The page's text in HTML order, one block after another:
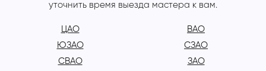
уточнить время выезда мастера к вам.
ЦАО
ЮЗАО
СВАО
ВАО
СЗАО
ЗАО